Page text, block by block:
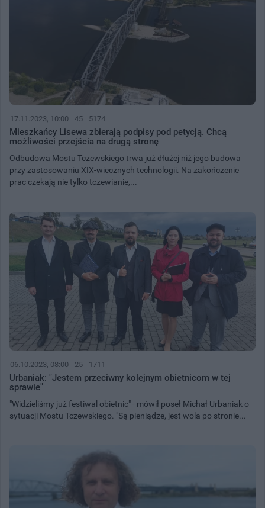
17.11.2023, 10:00 45 5174
Mieszkańcy Lisewa zbierają podpisy pod petycją. Chcą
możliwości przejścia na drugą stronę
Odbudowa Mostu Tczewskiego trwa już dłużej niż jego budowa
przy zastosowaniu XIX-wiecznych technologii. Na zakończenie
prac czekają nie tylko tczewianie,...
06.10.2023, 08:00 25 1711
Urbaniak: "Jestem przeciwny kolejnym obietnicom w tej
sprawie"
"Widzieliśmy już festiwal obietnic" - mówił poseł Michał Urbaniak o
sytuacji Mostu Tczewskiego. "Są pieniądze, jest wola po stronie...